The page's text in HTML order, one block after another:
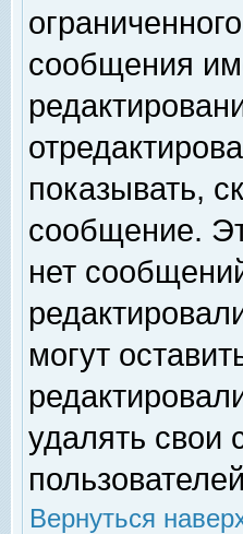
сообщения
показывать,
сообщение.
нет
могут
удалять свои
Вернуться